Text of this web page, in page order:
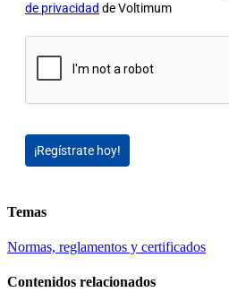
de privacidad de Voltimum
¡Regístrate hoy!
Temas
Normas, reglamentos y certificados
Contenidos relacionados